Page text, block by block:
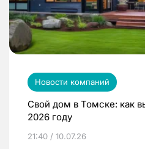
Новости компаний
Свой дом в Томске: как
2026 году
21:40 / 10.07.26